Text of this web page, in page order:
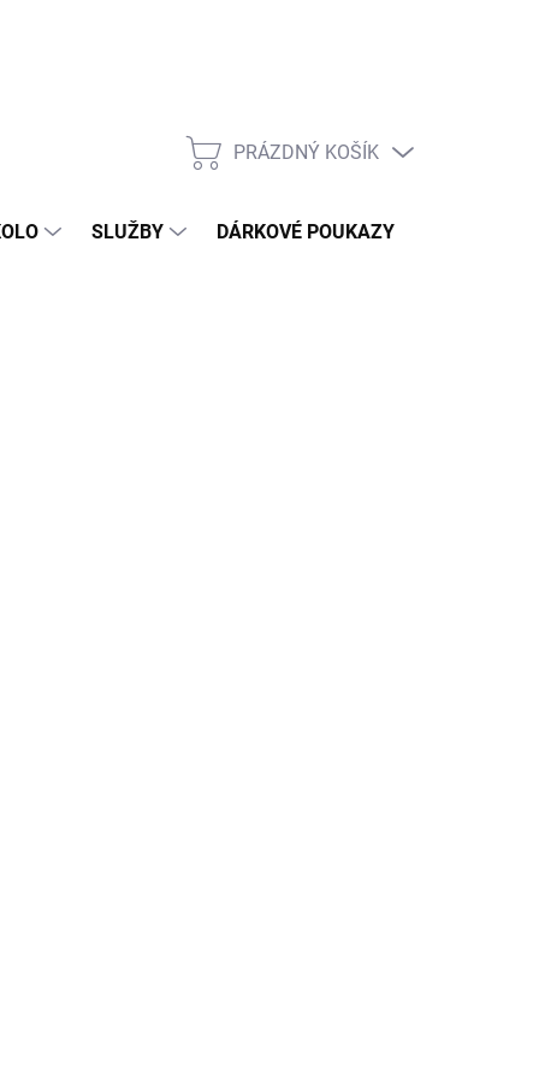
NÁKUPNÍ
PRÁZDNÝ KOŠÍK
SLUŽBY DÁRKOVÉ POUKAZY
Steinerové. Ta ho pro BJEŽ navrhla v rámci